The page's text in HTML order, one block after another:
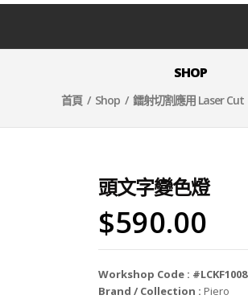
SHOP
首頁/ Shop / 鐳射切割應用 Laser Cut
頭文字變色燈
$590.00
Workshop Code : #LCKF1008
Brand / Collection : Piero